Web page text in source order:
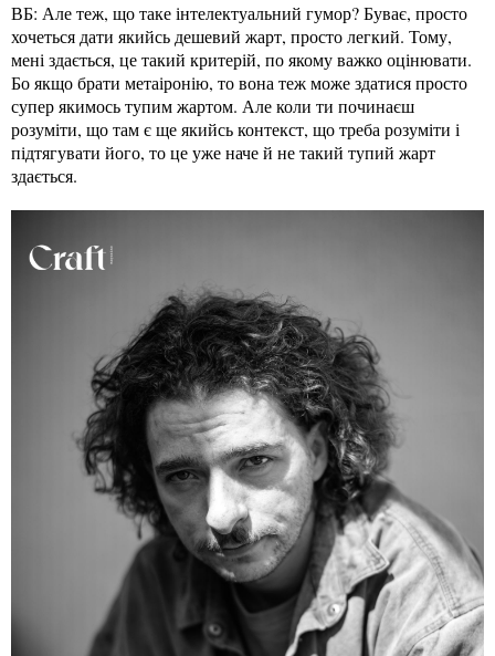
ВБ: Але теж, що таке інтелектуальний гумор? Буває, просто
хочеться дати якийсь дешевий жарт, просто легкий. Тому,
мені здається, це такий критерій, по якому важко оцінювати.
Бо якщо брати метаіронію, то вона теж може здатися просто
супер якимось тупим жартом. Але коли ти починаєш
розуміти, що там є ще якийсь контекст, що треба розуміти і
підтягувати його, то це уже наче й не такий тупий жарт
здається.